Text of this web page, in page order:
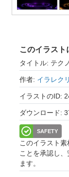
このイラスト
タイトル: テク
作者: イラレク
イラストのID:
ダウンロード:
SAFETY
このイラスト素
ことを承認し
ます。